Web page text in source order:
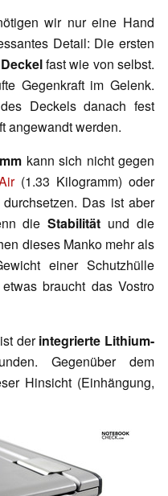
wir nur eine Hand
Detail: Die ersten
Deckelfast wie von selbst.
Gegenkraft im Gelenk.
Deckels danach fest
angewandt werden.
kann sich nicht gegen
(1.33 Kilogramm) oder
Das ist aber
dieStabilität und die
dieses Manko mehr als
einer Schutzhülle
braucht das Vostro
derintegrierte Lithium-
Gegenüber dem
Hinsicht (Einhängung,